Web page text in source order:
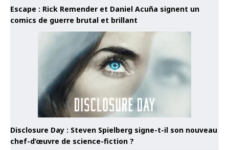
Escape : Rick Remender et Daniel Acuña signent un
comics de guerre brutal et brillant
Disclosure Day : Steven Spielberg signe-t-il son nouveau
chef-d’œuvre de science-fiction ?